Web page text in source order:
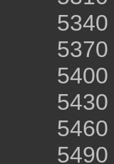
5340
5370
5400
5430
5460
5490